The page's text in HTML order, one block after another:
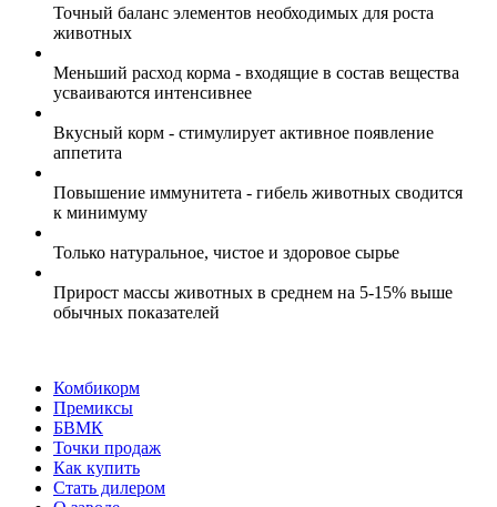
Точный баланс элементов необходимых для роста
животных
Меньший расход корма - входящие в состав вещества
усваиваются интенсивнее
Вкусный корм - стимулирует активное появление
аппетита
Повышение иммунитета - гибель животных сводится
к минимуму
Только натуральное, чистое и здоровое сырье
Прирост массы животных в среднем на 5-15% выше
обычных показателей
Комбикорм
Премиксы
БВМК
Точки продаж
Как купить
Стать дилером